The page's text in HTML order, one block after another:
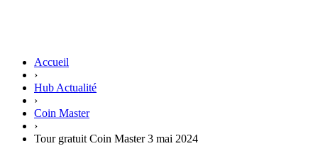
Accueil
›
Hub Actualité
›
Coin Master
›
Tour gratuit Coin Master 3 mai 2024